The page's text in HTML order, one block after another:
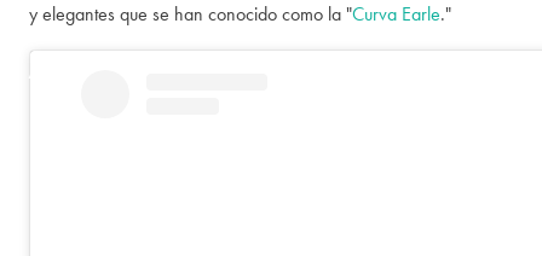
y elegantes que se han conocido como la "Curva Earle."